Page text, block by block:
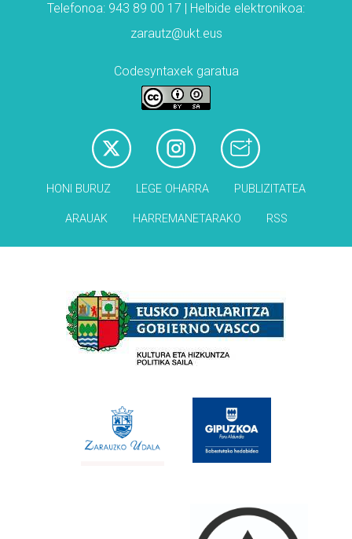
Telefonoa: 943 89 00 17 | Helbide elektronikoa:
zarautz@ukt.eus
Codesyntaxek garatua
HONI BURUZ LEGE OHARRA PUBLIZITATEA
ARAUAK HARREMANETARAKO RSS